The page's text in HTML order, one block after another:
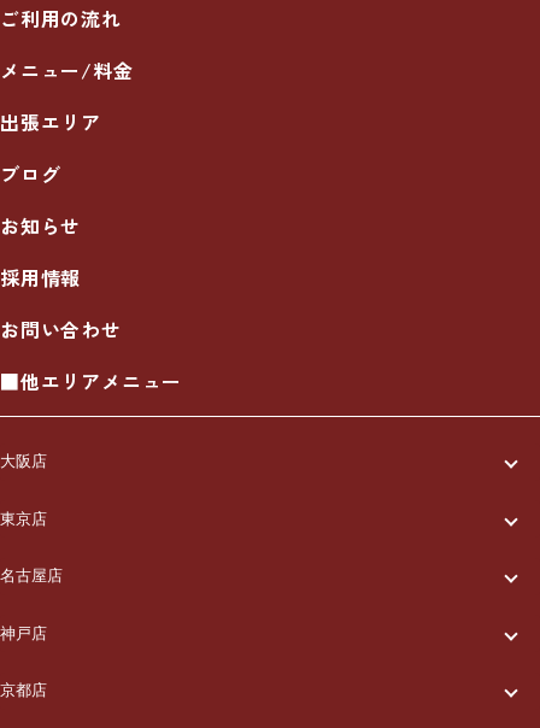
ご利用の流れ
メニュー/料金
出張エリア
ブログ
お知らせ
採用情報
お問い合わせ
■他エリアメニュー
大阪店
一休について
ご利用の流れ
メニュー/料金
出張エリア
東京店
一休について
ご利用の流れ
メニュー/料金
名古屋店
一休について
ご利用の流れ
神戸店
一休について
京都店